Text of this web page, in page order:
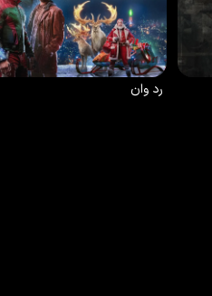
2024
71%
رد وان